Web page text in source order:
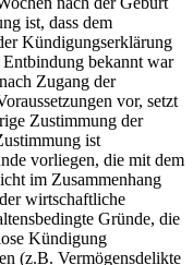
ist, dass dem
Kündigungserklärung
bekannt war
Zugang der
vor, setzt
Zustimmung der
ist
vorliegen, die mit dem
im Zusammenhang
wirtschaftliche
Gründe, die
Kündigung
(z.B. Vermögensdelikte